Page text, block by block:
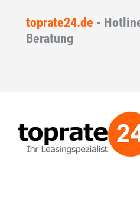
toprate24.de -
Beratung